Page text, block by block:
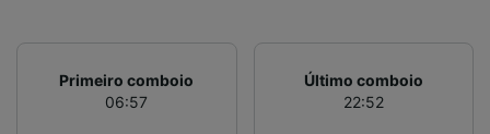
Primeiro comboio
06:57
Último comboio
22:52